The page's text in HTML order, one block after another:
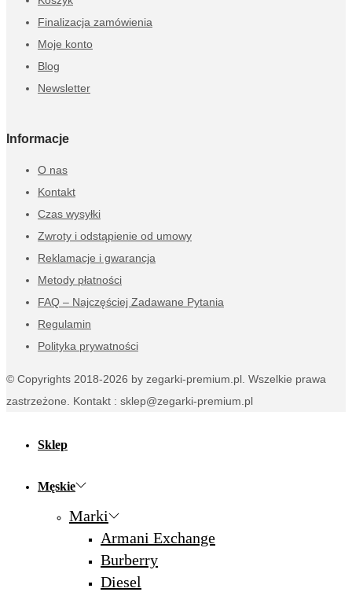
Finalizacja zamówienia
Moje konto
Blog
Newsletter
Informacje
O nas
Kontakt
Czas wysyłki
Zwroty i odstąpienie od umowy
Reklamacje i gwarancja
Metody płatności
FAQ – Najczęściej Zadawane Pytania
Regulamin
Polityka prywatności
© Copyrights 2018-2026 by zegarki-premium.pl. Wszelkie prawa
zastrzeżone. Kontakt : sklep@zegarki-premium.pl
Sklep
Męskie
Marki
Armani Exchange
Burberry
Diesel